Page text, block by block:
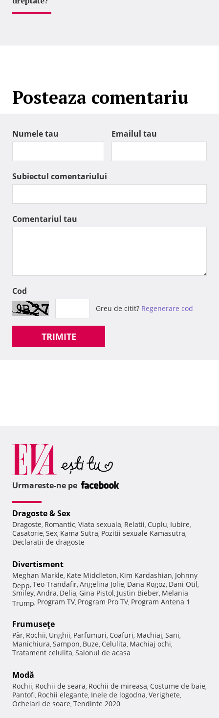
Posteaza comentariu
Numele tau Emailul tau
Subiectul comentariului
Comentariul tau
Cod
Greu de citit? Regenerare cod
TRIMITE
Urmareste-ne pe
Dragoste & Sex
Dragoste, Romantic, Viata sexuala, Relatii, Cuplu, Iubire,
Casatorie, Sex, Kama Sutra, Pozitii sexuale Kamasutra,
Declaratii de dragoste
Divertisment
Meghan Markle, Kate Middleton, Kim Kardashian, Johnny
Depp, Teo Trandafir, Angelina Jolie, Dana Rogoz, Dani Otil,
Smiley, Andra, Delia, Gina Pistol, Justin Bieber, Melania
Trump, Program TV, Program Pro TV, Program Antena 1
Frumuseţe
Păr, Rochii, Unghii, Parfumuri, Coafuri, Machiaj, Sani,
Manichiura, Sampon, Buze, Celulita, Machiaj ochi,
Tratament celulita, Salonul de acasa
Modă
Rochii, Rochii de seara, Rochii de mireasa, Costume de baie,
Pantofi, Rochii elegante, Inele de logodna, Verighete,
Ochelari de soare, Tendinte 2020